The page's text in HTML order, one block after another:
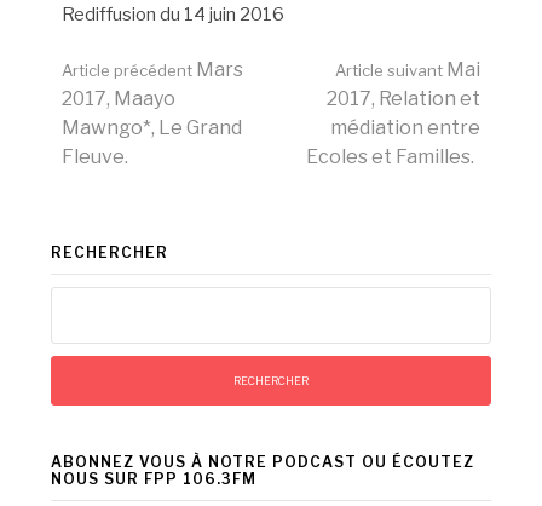
Rediffusion du 14 juin 2016
Lire
la
suite
Article précédentMars
2017, Maayo
Mawngo*, Le Grand
Fleuve.
Article suivant Mai
2017, Relation et
médiation entre
Ecoles et Familles.
RECHERCHER
ABONNEZ VOUS À NOTRE PODCAST OU ÉCOUTEZ
NOUS SUR FPP 106.3FM